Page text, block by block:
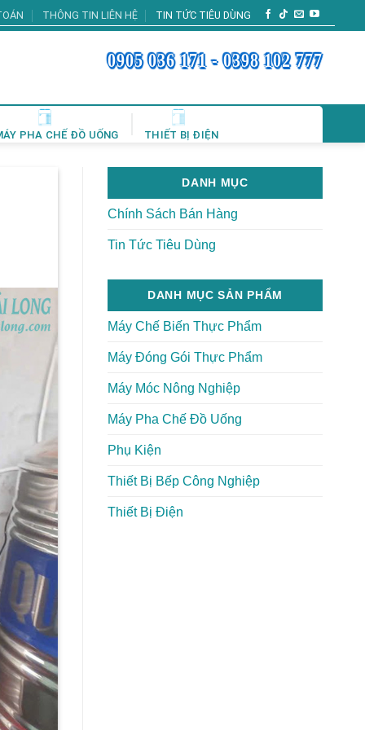
THÔNG TIN LIÊN HỆ TIN TỨC TIÊU DÙNG
0905 036 171 - 0398 102 777
PHA CHẾ ĐỒ UỐNG THIẾT BỊ ĐIỆN
DANH MỤC
Chính Sách Bán Hàng
Tin Tức Tiêu Dùng
DANH MỤC SẢN PHẨM
Máy Chế Biến Thực Phẩm
Máy Đóng Gói Thực Phẩm
Máy Móc Nông Nghiệp
Máy Pha Chế Đồ Uống
Phụ Kiện
Thiết Bị Bếp Công Nghiệp
Thiết Bị Điện